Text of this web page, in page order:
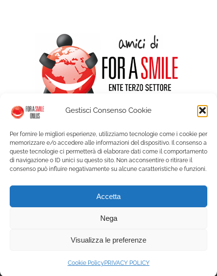
Gestisci Consenso Cookie
Per fornire le migliori esperienze, utilizziamo tecnologie come i cookie per
memorizzare e/o accedere alle informazioni del dispositivo. Il consenso a
queste tecnologie ci permetterà di elaborare dati come il comportamento
di navigazione o ID unici su questo sito. Non acconsentire o ritirare il
consenso può influire negativamente su alcune caratteristiche e funzioni.
Accetta
Nega
Visualizza le preferenze
Cookie Policy PRIVACY POLICY
Service